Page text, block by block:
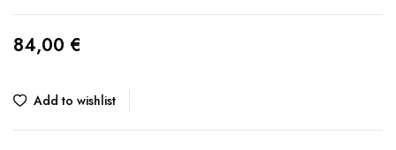
84,00 €
Add to wishlist